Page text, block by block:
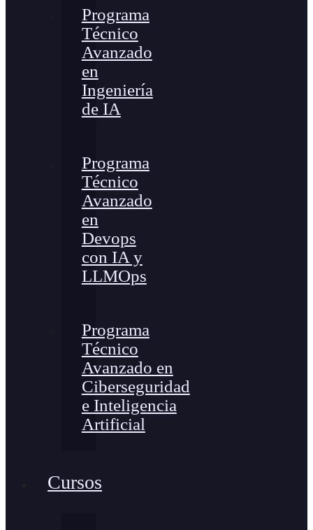
Programa
Técnico
Avanzado
en
Ingeniería
de IA
Programa
Técnico
Avanzado
en
Devops
con IA y
LLMOps
Programa
Técnico
Avanzado en
Ciberseguridad
e Inteligencia
Artificial
Cursos